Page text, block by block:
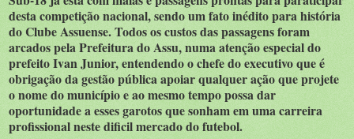
desta competição nacional, sendo um fato inédito para história
do Clube Assuense. Todos os custos das passagens foram
arcados pela Prefeitura do Assu, numa atenção especial do
prefeito Ivan Junior, entendendo o chefe do executivo que é
obrigação da gestão pública apoiar qualquer ação que projete
o nome do município e ao mesmo tempo possa dar
oportunidade a esses garotos que sonham em uma carreira
profissional neste dificil mercado do futebol.